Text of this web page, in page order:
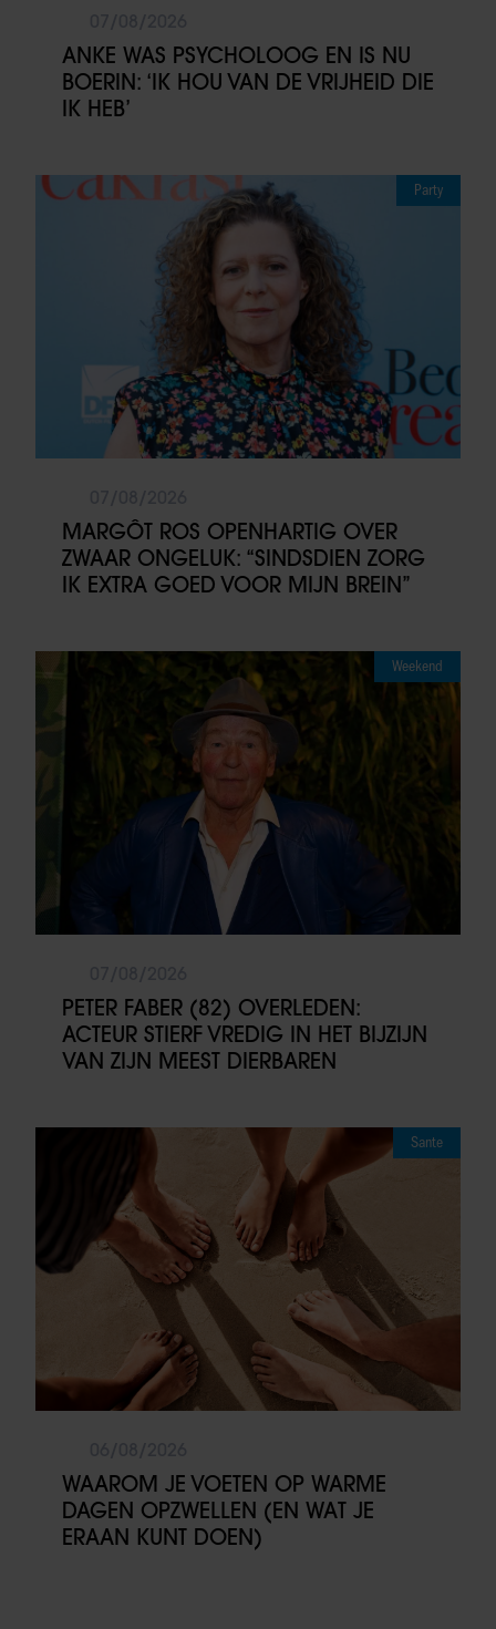
ANKE WAS PSYCHOLOOG EN IS NU
BOERIN: ‘IK HOU VAN DE VRIJHEID DIE
IK HEB’
Party
MARGÔT ROS OPENHARTIG OVER
ZWAAR ONGELUK: “SINDSDIEN ZORG
IK EXTRA GOED VOOR MIJN BREIN”
Weekend
PETER FABER (82) OVERLEDEN:
ACTEUR STIERF VREDIG IN HET BIJZIJN
VAN ZIJN MEEST DIERBAREN
Sante
WAAROM JE VOETEN OP WARME
DAGEN OPZWELLEN (EN WAT JE
ERAAN KUNT DOEN)